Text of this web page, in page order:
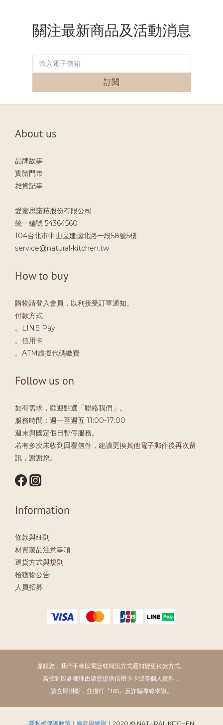
關注最新商品及活動消息
訂閱
About us
品牌故事
實體門市
雜貨記事
愛蜜思諾菈股份有限公司
統一編號 54364560
104台北市中山區建國北路一段58號5樓
service@natural-kitchen.tw
How to buy
購物請登入會員，以利接受訂單通知。
付款方式
。LINE Pay
。信用卡
。ATM虛擬代碼繳費
Follow us on
如有需求，歡迎點選「聯絡我們」。
服務時間：週一至週五 11:00-17:00
週末與國定假日暫停服務。
若有多次未收到回覆信件，建議更換其他電子郵件後再次留
訊，謝謝您。
Information
條款與細則
材質製品注意事項
退貨方式與規則
拾獲物公告
人員招募
提醒您，我們不會以電話或簡訊方式通知變更付款方式。
若接到以各種理由請您提供信用卡卡號等個人資料，
請立即掛斷，並撥打『165』反詐騙專線求證。
隱私權保護政策 ｜ 條款與細則 ｜2020 © NATURAL KITCHEN